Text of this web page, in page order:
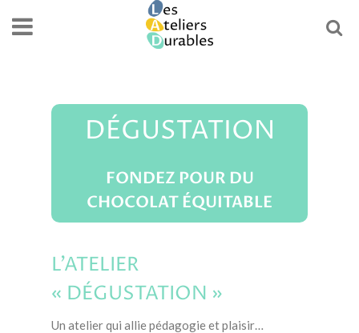
DÉGUSTATION
FONDEZ POUR DU
CHOCOLAT ÉQUITABLE
L’ATELIER
« DÉGUSTATION »
Un atelier qui allie pédagogie et plaisir…